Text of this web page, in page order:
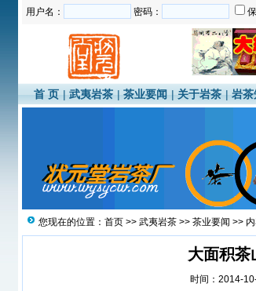
用户名： 密码：
首 页 |武夷岩茶 |茶业要闻 |关于岩茶 |岩茶
您现在的位置： 首页 >> 武夷岩茶 >> 茶业要闻 >>
大面积茶
时间：2014-